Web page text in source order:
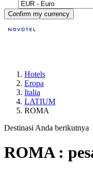
Confirm my currency
Hotels
Eropa
Italia
LATIUM
ROMA
Destinasi Anda berikutnya
ROMA :